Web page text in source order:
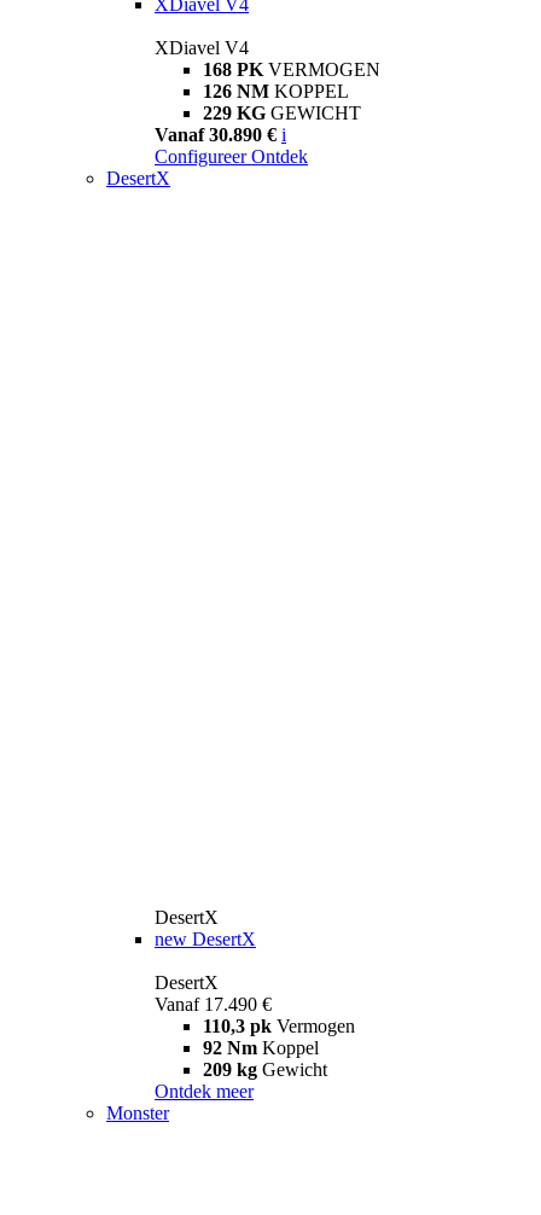
XDiavel V4
168 PK VERMOGEN
126 NM KOPPEL
229 KG GEWICHT
Vanaf 30.890 € i
Configureer Ontdek
DesertX
DesertX
new DesertX
DesertX
Vanaf 17.490 €
110,3 pk Vermogen
92 Nm Koppel
209 kg Gewicht
Ontdek meer
Monster